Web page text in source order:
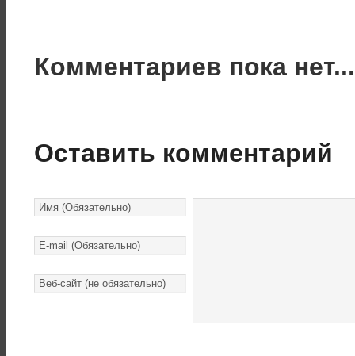
Комментариев пока
Оставить комментарий